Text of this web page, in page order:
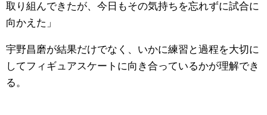
取り組んできたが、今日もその気持ちを忘れずに試合に
向かえた」
宇野昌磨が結果だけでなく、いかに練習と過程を大切に
してフィギュアスケートに向き合っているかが理解でき
る。